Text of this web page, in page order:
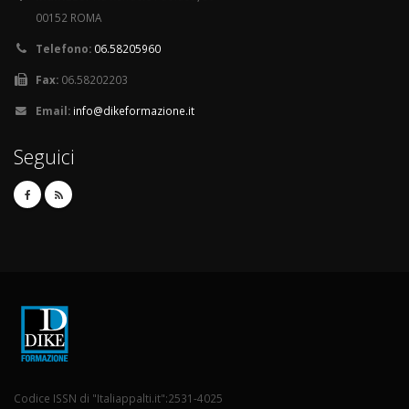
00152 ROMA
Telefono: 06.58205960
Fax: 06.58202203
Email: info@dikeformazione.it
Seguici
Codice ISSN di "Italiappalti.it":2531-4025